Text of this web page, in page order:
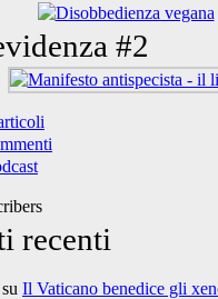
#2
recenti
su Il Vaticano benedice gli